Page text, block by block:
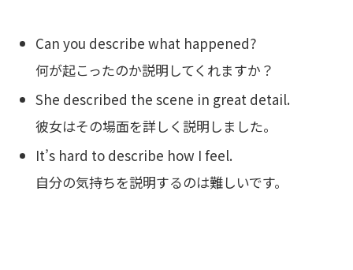
Can you describe what happened?
何が起こったのか説明してくれますか？
She described the scene in great detail.
彼女はその場面を詳しく説明しました。
It’s hard to describe how I feel.
自分の気持ちを説明するのは難しいです。